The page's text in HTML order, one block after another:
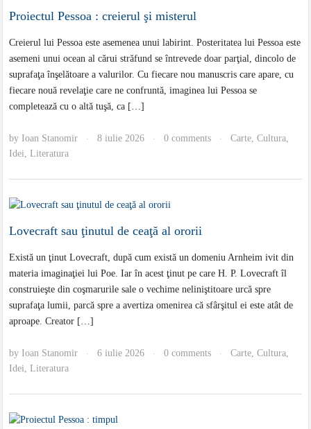
Proiectul Pessoa : creierul şi misterul
Creierul lui Pessoa este asemenea unui labirint. Posteritatea lui Pessoa este
asemeni unui ocean al cărui străfund se întrevede doar parţial, dincolo de
suprafaţa înşelătoare a valurilor. Cu fiecare nou manuscris care apare, cu
fiecare nouă revelaţie care ne confruntă, imaginea lui Pessoa se
completează cu o altă tuşă, ca […]
by Ioan Stanomir · 8 iulie 2026 · 0 comments · Carte,Cultura,
Idei,Literatura
Lovecraft sau ţinutul de ceaţă al ororii
Există un ţinut Lovecraft, după cum există un domeniu Arnheim ivit din
materia imaginaţiei lui Poe. Iar în acest ţinut pe care H. P. Lovecraft îl
construieşte din coşmarurile sale o vechime neliniştitoare urcă spre
suprafaţa lumii, parcă spre a avertiza omenirea că sfârşitul ei este atât de
aproape. Creator […]
by Ioan Stanomir · 6 iulie 2026 · 0 comments · Carte ,Cultura
Idei ,Literatura